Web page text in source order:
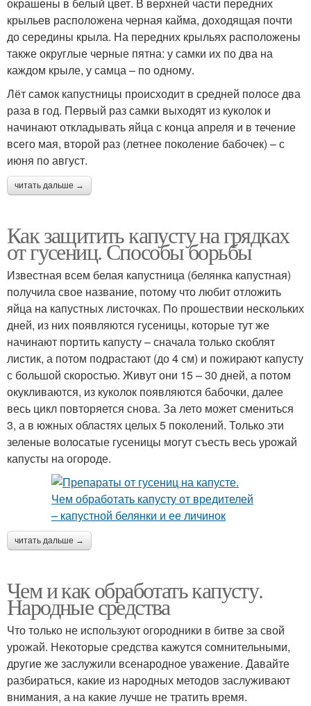
окрашены в белый цвет. В верхней части передних
крыльев расположена черная кайма, доходящая почти
до середины крыла. На передних крыльях расположены
также округлые черные пятна: у самки их по два на
каждом крыле, у самца – по одному.
Лёт самок капустницы происходит в средней полосе два
раза в год. Первый раз самки выходят из куколок и
начинают откладывать яйца с конца апреля и в течение
всего мая, второй раз (летнее поколение бабочек) – с
июня по август.
читать дальше →
Как защитить капусту на грядках
от гусениц. Способы борьбы
Известная всем белая капустница (белянка капустная)
получила свое название, потому что любит отложить
яйца на капустных листочках. По прошествии нескольких
дней, из них появляются гусеницы, которые тут же
начинают портить капусту – сначала только скоблят
листик, а потом подрастают (до 4 см) и пожирают капусту
с большой скоростью. Живут они 15 – 30 дней, а потом
окукливаются, из куколок появляются бабочки, далее
весь цикл повторяется снова. За лето может смениться
3, а в южных областях целых 5 поколений. Только эти
зеленые волосатые гусеницы могут съесть весь урожай
капусты на огороде.
читать дальше →
Чем и как обработать капусту.
Народные средства
Что только не используют огородники в битве за свой
урожай. Некоторые средства кажутся сомнительными,
другие же заслужили всенародное уважение. Давайте
разбираться, какие из народных методов заслуживают
внимания, а на какие лучше не тратить время.